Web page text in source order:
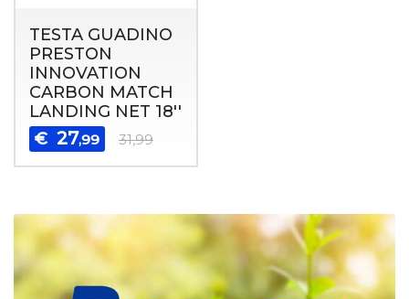
TESTA GUADINO
PRESTON
INNOVATION
CARBON MATCH
LANDING NET 18''
€ 27,99 31,99